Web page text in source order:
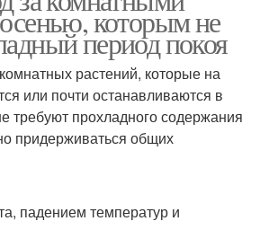
которым не
период покоя
растений, которые на
или почти останавливаются в
требуют прохладного содержания
придерживаться общих
падением температур и